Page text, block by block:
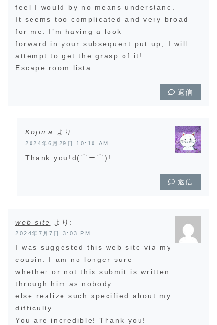
feel I would by no means understand.
It seems too complicated and very broad
for me. I’m having a look
forward in your subsequent put up, I will
attempt to get the grasp of it!
Escape room lista
返信
Kojima より:
2024年6月29日 10:10 AM
Thank you!d(⌒ー⌒)!
返信
web site より:
2024年7月7日 3:03 PM
I was suggested this web site via my
cousin. I am no longer sure
whether or not this submit is written
through him as nobody
else realize such specified about my
difficulty.
You are incredible! Thank you!